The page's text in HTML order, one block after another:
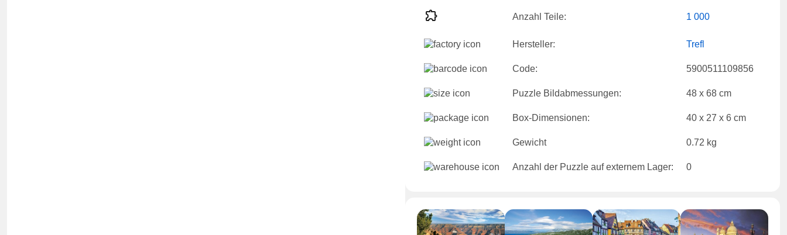
Anzahl Teile: 1 000
Hersteller: Trefl
Code: 5900511109856
Puzzle Bildabmessungen: 48 x 68 cm
Box-Dimensionen: 40 x 27 x 6 cm
Gewicht 0.72 kg
Anzahl der Puzzle auf externem Lager: 0